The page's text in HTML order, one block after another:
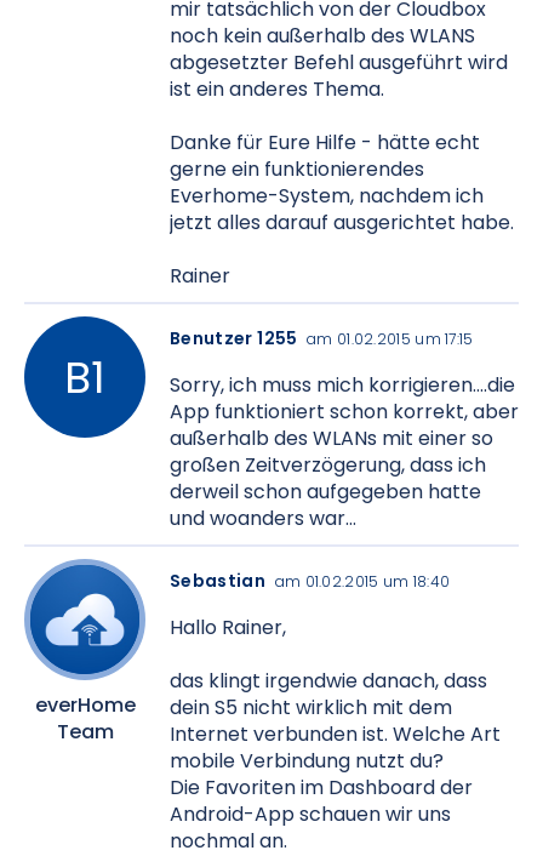
mir tatsächlich von der Cloudbox
noch kein außerhalb des WLANS
abgesetzter Befehl ausgeführt wird
ist ein anderes Thema.
Danke für Eure Hilfe - hätte echt
gerne ein funktionierendes
Everhome-System, nachdem ich
jetzt alles darauf ausgerichtet habe.
Rainer
Benutzer 1255 am 01.02.2015 um 17:15
Sorry, ich muss mich korrigieren....die
App funktioniert schon korrekt, aber
außerhalb des WLANs mit einer so
großen Zeitverzögerung, dass ich
derweil schon aufgegeben hatte
und woanders war...
everHome
Team
Sebastian am 01.02.2015 um 18:40
Hallo Rainer,
das klingt irgendwie danach, dass
dein S5 nicht wirklich mit dem
Internet verbunden ist. Welche Art
mobile Verbindung nutzt du?
Die Favoriten im Dashboard der
Android-App schauen wir uns
nochmal an.